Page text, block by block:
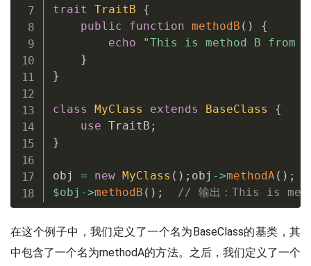
trait TraitB
{
public
function methodB ( )
{
echo
"This is method B from
}
}
class MyClass extends BaseClass
{
use TraitB ;
}
obj = new MyClass ( ) ; obj ->methodA( ) ;
$obj ->methodB ( ) ; // 输出：This is
在这个例子中，我们定义了一个名为BaseClass的基类，其
中包含了一个名为methodA的方法。之后，我们定义了一个